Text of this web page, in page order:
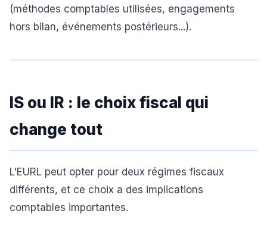
(méthodes comptables utilisées, engagements
hors bilan, événements postérieurs...).
IS ou IR : le choix fiscal qui
change tout
L'EURL peut opter pour deux régimes fiscaux
différents, et ce choix a des implications
comptables importantes.